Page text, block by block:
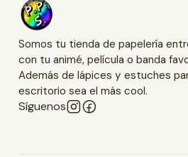
Somos tu tienda de papelería
con tu animé, película o banda
Además de lápices y estuches
escritorio sea el más cool.
Síguenos